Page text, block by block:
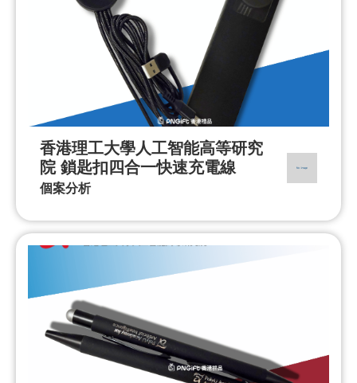
香港理工大學人工智能高等研究
院 鎖匙扣四合一快速充電線
個案分析